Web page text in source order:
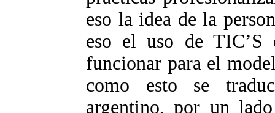
eso la idea de la
eso el uso de TIC’S
funcionar para el
como esto se
argentino, por un